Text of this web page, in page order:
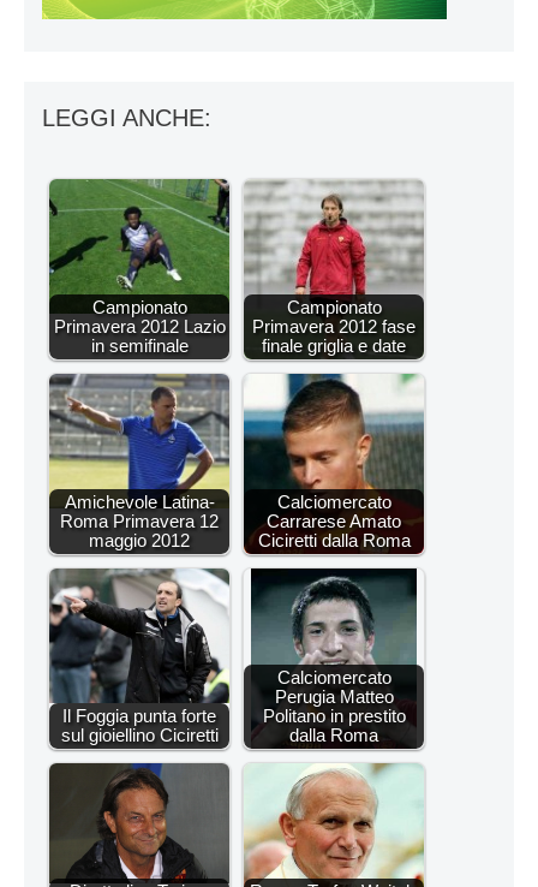
LEGGI ANCHE:
Campionato
Primavera 2012 Lazio
in semifinale
Campionato
Primavera 2012 fase
finale griglia e date
Amichevole Latina-
Roma Primavera 12
maggio 2012
Calciomercato
Carrarese Amato
Ciciretti dalla Roma
Il Foggia punta forte
sul gioiellino Ciciretti
Calciomercato
Perugia Matteo
Politano in prestito
dalla Roma